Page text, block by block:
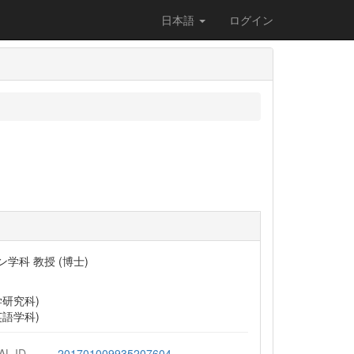
日本語 ログイン
学科 教授 (博士)
究科)
学科)